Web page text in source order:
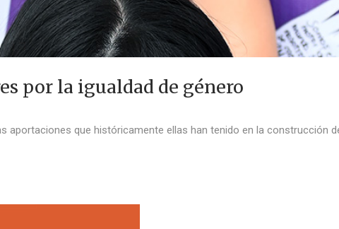
por la igualdad de género
aportaciones que históricamente ellas han tenido en la construcción